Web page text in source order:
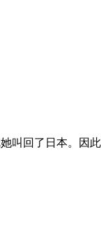
叫回了日本。因